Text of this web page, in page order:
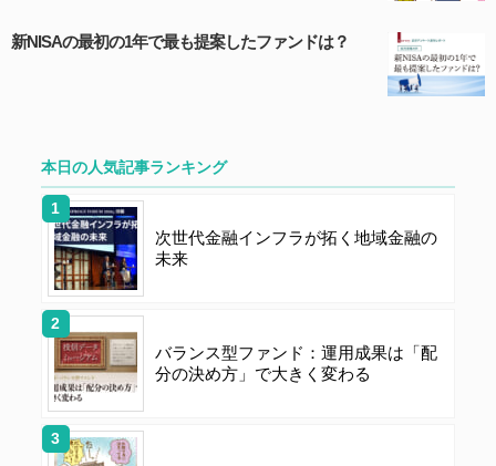
止を行う場合があります。 会員への事前通知、承諾な
しに本サイトのサービス内容を変更する場合がありま
当社は、会員の個人情報を別途オンライン上に掲示する
「プライバシーポリシー」に基づき、適切に取り扱うも
のとします。
新NISAの最初の1年で最も提案したファンドは？
本日の人気記事ランキング
次世代金融インフラが拓く地域金融の
未来
バランス型ファンド：運用成果は「配
分の決め方」で大きく変わる